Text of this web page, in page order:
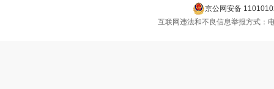
京公网安备
互联网违法和不良信息举报方式：